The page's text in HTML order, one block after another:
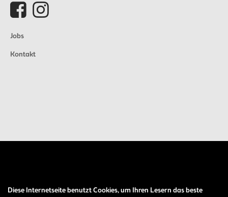
Jobs
Kontakt
Diese Internetseite benutzt Cookies, um Ihren Lesern das beste
Auftrag widerrufen